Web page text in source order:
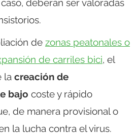
deberán ser valoradas
de zonas peatonales o
de carriles bici, el
la creación de
bajo coste y rápido
de manera provisional o
la lucha contra el virus.